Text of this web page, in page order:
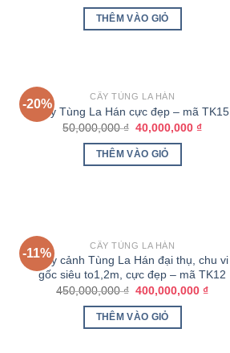
THÊM VÀO GIỎ
-20%
CÂY TÙNG LA HÁN
Cây Tùng La Hán cực đẹp – mã TK15
50,000,000₫ 40,000,000 ₫
THÊM VÀO GIỎ
-11%
CÂY TÙNG LA HÁN
Cây cảnh Tùng La Hán đại thụ, chu vi
gốc siêu to1,2m, cực đẹp – mã TK12
450,000,000₫ 400,000,000 ₫
THÊM VÀO GIỎ